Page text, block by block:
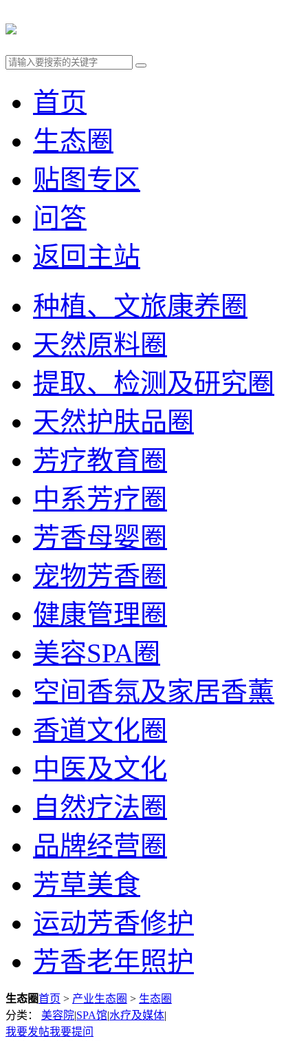
首页
生态圈
贴图专区
问答
返回主站
种植、文旅康养圈
天然原料圈
提取、检测及研究圈
天然护肤品圈
芳疗教育圈
中系芳疗圈
芳香母婴圈
宠物芳香圈
健康管理圈
美容SPA圈
空间香氛及家居香薰
香道文化圈
中医及文化
自然疗法圈
品牌经营圈
芳草美食
运动芳香修护
芳香老年照护
生态圈首页 > 产业生态圈 > 生态圈
分类：
美容院|SPA馆|水疗及媒体|
我要发帖我要提问